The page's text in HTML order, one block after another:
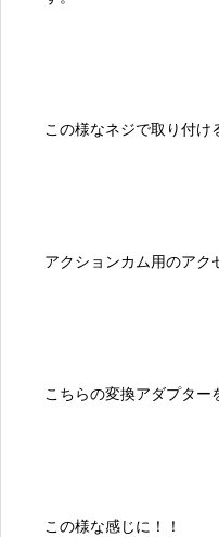
この様なネジで取り付
アクションカム用のアク
こちらの変換アダプター
この様な感じに！！